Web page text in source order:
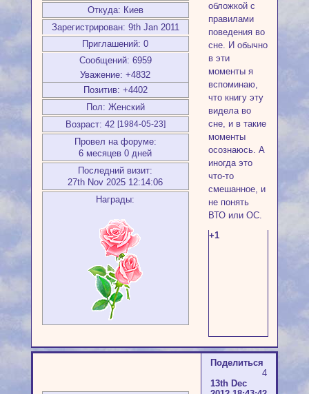
Откуда: Киев
Зарегистрирован: 9th Jan 2011
Приглашений: 0
Сообщений: 6959
Уважение: +4832
Позитив: +4402
Пол: Женский
Возраст: 42 [1984-05-23]
Провел на форуме:
6 месяцев 0 дней
Последний визит:
27th Nov 2025 12:14:06
Награды:
обложкой с
правилами
поведения во
сне. И обычно
в эти
моменты я
вспоминаю,
что книгу эту
видела во
сне, и в такие
моменты
осознаюсь. А
иногда это
что-то
смешанное, и
не понять
ВТО или ОС.
+1
Поделиться
4
13th Dec